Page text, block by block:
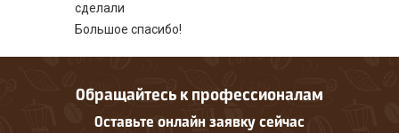
сделали
Большое спасибо!
Обращайтесь к профессионалам
Оставьте онлайн заявку сейчас